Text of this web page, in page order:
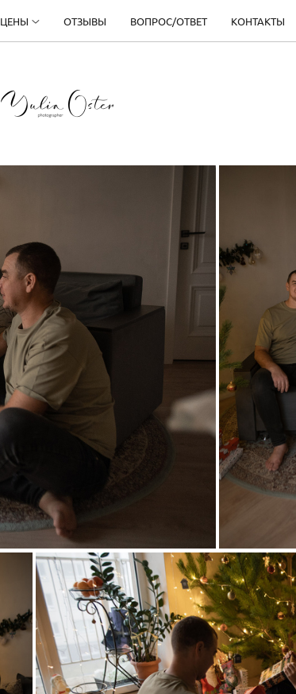
ЦЕНЫ ОТЗЫВЫ ВОПРОС/ОТВЕТ КОНТАКТЫ